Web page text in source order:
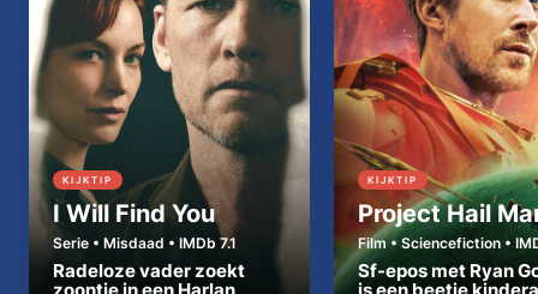
KIJKTIP
I Will Find You
Serie • Misdaad • IMDb 7.1
Radeloze vader zoekt
KIJKTIP
Project Hail
Film • Sciencefiction •
Sf-epos met Ryan